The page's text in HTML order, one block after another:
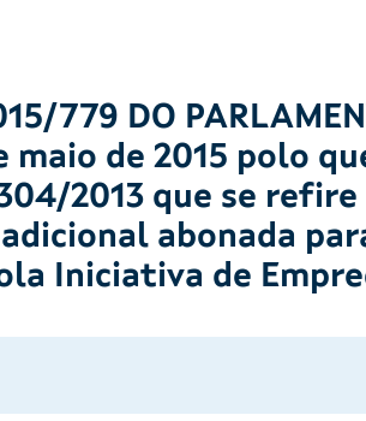
779 DO
maio de 2015 polo
2013 que se
abonada
Iniciativa de